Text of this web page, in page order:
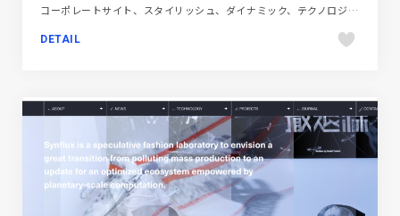
コーポレートサイト、スタイリッシュ、ダイナミック、テクノロジー・サイエンス、ブルー系、大きめ写真
DETAIL